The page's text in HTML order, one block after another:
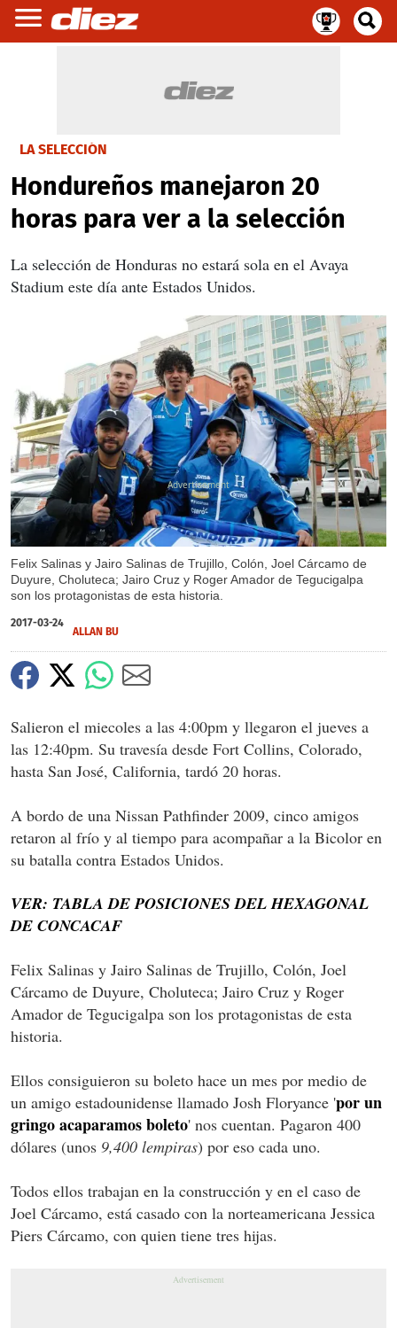
LA SELECCIÓN
Hondureños manejaron 20
horas para ver a la selección
La selección de Honduras no estará sola en el Avaya
Stadium este día ante Estados Unidos.
Felix Salinas y Jairo Salinas de Trujillo, Colón, Joel Cárcamo de
Duyure, Choluteca; Jairo Cruz y Roger Amador de Tegucigalpa
son los protagonistas de esta historia.
X
2017-03-24
ALLAN BU
Salieron el miecoles a las 4:00pm y llegaron el jueves a
las 12:40pm. Su travesía desde Fort Collins, Colorado,
hasta San José, California, tardó 20 horas.
A bordo de una Nissan Pathfinder 2009, cinco amigos
retaron al frío y al tiempo para acompañar a la Bicolor en
su batalla contra Estados Unidos.
VER: TABLA DE POSICIONES DEL HEXAGONAL
DE CONCACAF
Felix Salinas y Jairo Salinas de Trujillo, Colón, Joel
Cárcamo de Duyure, Choluteca; Jairo Cruz y Roger
Amador de Tegucigalpa son los protagonistas de esta
historia.
Ellos consiguieron su boleto hace un mes por medio de
un amigo estadounidense llamado Josh Floryance 'por un
gringo acaparamos boleto' nos cuentan. Pagaron 400
dólares (unos 9,400 lempiras) por eso cada uno.
Todos ellos trabajan en la construcción y en el caso de
Joel Cárcamo, está casado con la norteamericana Jessica
Piers Cárcamo, con quien tiene tres hijas.